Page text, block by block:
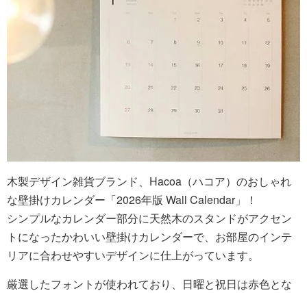
木製デザイン雑貨ブランド、Hacoa（ハコア）のおしゃれ
な壁掛けカレンダー「2026年版 Wall Calendar」！
シンプルなカレンダー部分に天然木のスタンドがアクセン
トになったかわいい壁掛けカレンダーで、お部屋のインテ
リアに合わせやすいデザインに仕上がっています。
厳選したフォントが使われており、日曜と祝日は赤色とな